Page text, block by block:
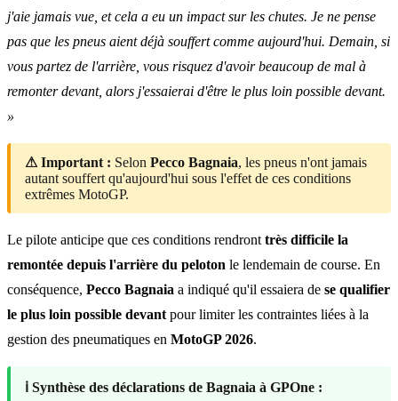
j'aie jamais vue, et cela a eu un impact sur les chutes. Je ne pense
pas que les pneus aient déjà souffert comme aujourd'hui. Demain, si
vous partez de l'arrière, vous risquez d'avoir beaucoup de mal à
remonter devant, alors j'essaierai d'être le plus loin possible devant.
»
⚠ Important : Selon Pecco Bagnaia, les pneus n'ont jamais
autant souffert qu'aujourd'hui sous l'effet de ces conditions
extrêmes MotoGP.
Le pilote anticipe que ces conditions rendront très difficile la
remontée depuis l'arrière du peloton le lendemain de course. En
conséquence, Pecco Bagnaia a indiqué qu'il essaiera de se qualifier
le plus loin possible devant pour limiter les contraintes liées à la
gestion des pneumatiques en MotoGP 2026.
ℹ️ Synthèse des déclarations de Bagnaia à GPOne :